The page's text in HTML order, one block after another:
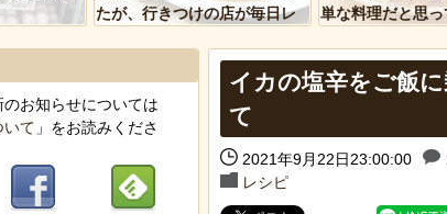
ヒーローのサバイバル
【中国】パトカーの前で
Powered by livedoor 相互
たが、行きつけの店が毎日レ
単な料理だと思っ
イカの塩辛をご飯
て
2021年9月22日23:00:00
レシピ
お知らせについては
いて 」をお読みくださ